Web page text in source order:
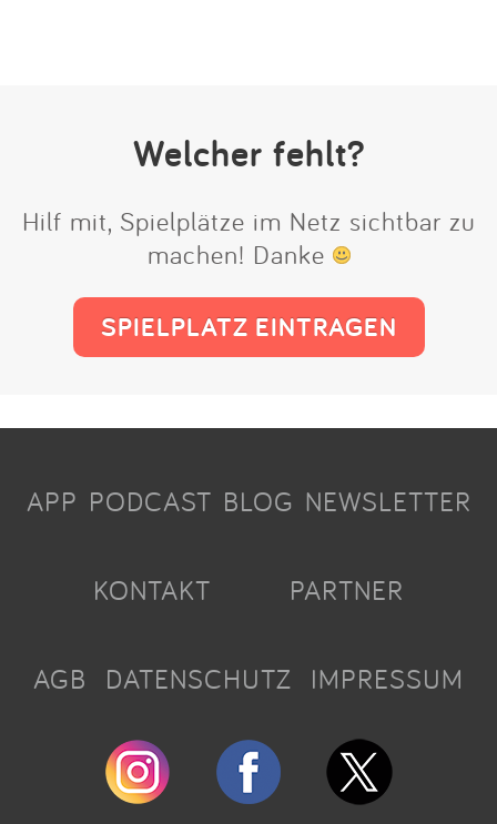
Welcher fehlt?
Hilf mit, Spielplätze im Netz sichtbar zu
machen! Danke
SPIELPLATZ EINTRAGEN
APP PODCAST BLOG NEWSLETTER
KONTAKT PARTNER
AGB DATENSCHUTZ IMPRESSUM